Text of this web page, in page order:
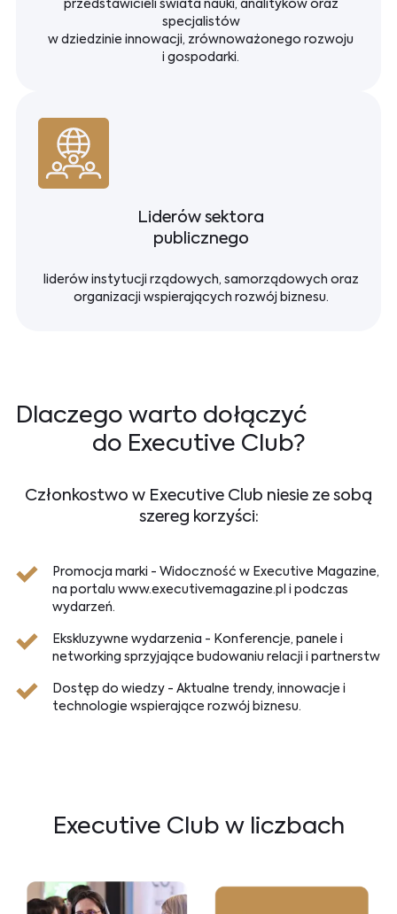
przedstawicieli świata nauki, analityków oraz
specjalistów
w dziedzinie innowacji, zrównoważonego rozwoju
i gospodarki.
Liderów sektora
publicznego
liderów instytucji rządowych, samorządowych oraz
organizacji wspierających rozwój biznesu.
Dlaczego warto dołączyć
do Executive Club?
Członkostwo w Executive Club niesie ze sobą
szereg korzyści:
Promocja marki - Widoczność w Executive Magazine,
na portalu www.executivemagazine.pl i podczas
wydarzeń.
Ekskluzywne wydarzenia - Konferencje, panele i
networking sprzyjające budowaniu relacji i partnerstw
Dostęp do wiedzy - Aktualne trendy, innowacje i
technologie wspierające rozwój biznesu.
Executive Club w liczbach